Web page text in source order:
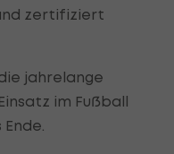
zertifiziert
jahrelange
im Fußball